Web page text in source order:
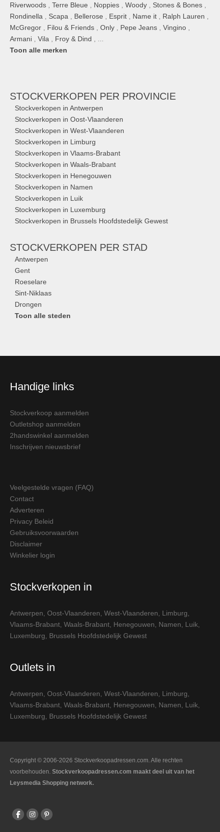
Riverwoods , Terre Bleue , Noppies , Woody , Stones & Bones ,
Rondinella , Scapa , Bellerose , Esprit , Name it , Ralph Lauren ,
McGregor , Filou & Friends , Only , Pepe Jeans , Vingino ,
Armani , Vila , Froy & Dind , ...
Toon alle merken
STOCKVERKOPEN PER PROVINCIE
Stockverkopen in Antwerpen
Stockverkopen in Oost-Vlaanderen
Stockverkopen in West-Vlaanderen
Stockverkopen in Limburg
Stockverkopen in Vlaams-Brabant
Stockverkopen in Waals-Brabant
Stockverkopen in Henegouwen
Stockverkopen in Namen
Stockverkopen in Luik
Stockverkopen in Luxemburg
Stockverkopen in Brussels Hoofdstedelijk Gewest
STOCKVERKOPEN PER STAD
Antwerpen
Gent
Roeselare
Sint-Niklaas
Drongen
Toon alle steden
Handige links
Stockverkoop aanmelden
Outletshop aanmelden
2handswinkel aanmelden
Inschrijven nieuwsbrief
Veelgestelde vragen (FAQ)
Contact
Adverteren
Privacy Beleid
Gebruiksvoorwaarden
Disclaimer
Winkelier login
Stockverkopen in
Antwerpen, Oost-Vlaanderen, West-Vlaanderen, Limburg,
Vlaams-Brabant, Waals-Brabant, Henegouwen, Namen, Luik,
Luxemburg, Brussels Hoofdstedelijk Gewest
Outlets in
Antwerpen, Oost-Vlaanderen, West-Vlaanderen, Limburg,
Vlaams-Brabant, Waals-Brabant, Henegouwen, Namen, Luik,
Luxemburg, Brussels Hoofdstedelijk Gewest
Copyright © 2006-2026 Stockverkoopadressen.com. Alle rechten
voorbehouden. Stockverkoopadressen.com maakt deel uit van het
Leysmedia Shopping network.